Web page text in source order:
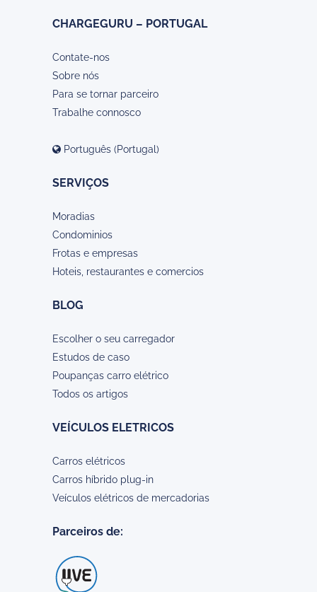
CHARGEGURU – PORTUGAL
Contate-nos
Sobre nós
Para se tornar parceiro
Trabalhe connosco
Português (Portugal)
SERVIÇOS
Moradias
Condominios
Frotas e empresas
Hoteis, restaurantes e comercios
BLOG
Escolher o seu carregador
Estudos de caso
Poupanças carro elétrico
Todos os artigos
VEÍCULOS ELETRICOS
Carros elétricos
Carros híbrido plug-in
Veículos elétricos de mercadorias
Parceiros de: